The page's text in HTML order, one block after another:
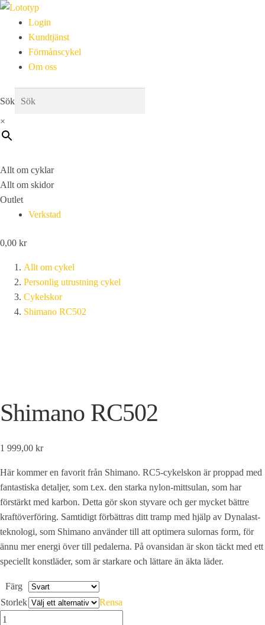
Login
Kundtjänst
Förmånscykel
Om oss
Sök
×
Allt om cyklar
Allt om skidor
Outlet
Verkstad
0,00 kr
Allt om cykel
Personlig utrustning cykel
Cykelskor
Shimano RC502
Shimano RC502
1 999,00 kr
Här kommer en favorit från Shimano. RC5-cykelskon är proppad med
fantastiska detaljer, som t.ex. den starka nylon-mittsulan, som har
förstärkt med karbon. Detta gör skon styvare och ger mycket bättre
kraftöverföring. Samtidigt förbättras ditt tramp med hjälp av Dynalast-
teknologi, som Shimano använder till att optimera sulornas form, för
ännu mer energi över till pedalerna. På ovansidan är skon täckt med ett
speciellt konstläder, som är starkare och lättare än äkta läder.
Färg
Storlek
Rensa
Shimano